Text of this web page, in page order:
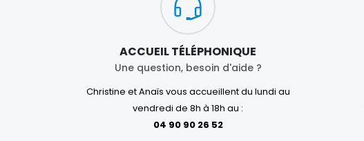
ACCUEIL TÉLÉPHONIQUE
Une question, besoin d'aide ?
Christine et Anaïs vous accueillent du lundi au
vendredi de 8h à 18h au :
04 90 90 26 52